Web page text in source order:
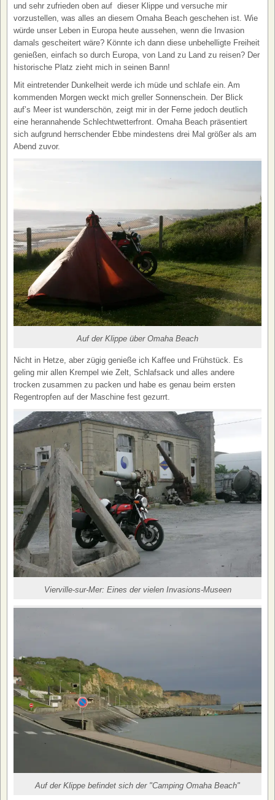
und sehr zufrieden oben auf dieser Klippe und versuche mir
vorzustellen, was alles an diesem Omaha Beach geschehen ist. Wie
würde unser Leben in Europa heute aussehen, wenn die Invasion
damals gescheitert wäre? Könnte ich dann diese unbehelligte Freiheit
genießen, einfach so durch Europa, von Land zu Land zu reisen? Der
historische Platz zieht mich in seinen Bann!
Mit eintretender Dunkelheit werde ich müde und schlafe ein. Am
kommenden Morgen weckt mich greller Sonnenschein. Der Blick
auf’s Meer ist wunderschön, zeigt mir in der Ferne jedoch deutlich
eine herannahende Schlechtwetterfront. Omaha Beach präsentiert
sich aufgrund herrschender Ebbe mindestens drei Mal größer als am
Abend zuvor.
Auf der Klippe über Omaha Beach
Nicht in Hetze, aber zügig genieße ich Kaffee und Frühstück. Es
geling mir allen Krempel wie Zelt, Schlafsack und alles andere
trocken zusammen zu packen und habe es genau beim ersten
Regentropfen auf der Maschine fest gezurrt.
Vierville-sur-Mer: Eines der vielen Invasions-Museen
Auf der Klippe befindet sich der "Camping Omaha Beach"